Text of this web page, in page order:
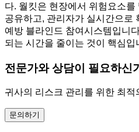
다. 월킷은 현장에서 위험요소를
공유하고, 관리자가 실시간으로
예방 블라인드 참여시스템입니
되는 시간을 줄이는 것이 핵심입
전문가와 상담이 필요하신
귀사의 리스크 관리를 위한 최
문의하기